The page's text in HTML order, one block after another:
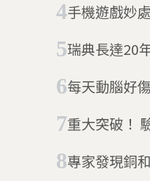
手機遊戲妙
瑞典長達20
每天動腦好
重大突破！
專家發現銅